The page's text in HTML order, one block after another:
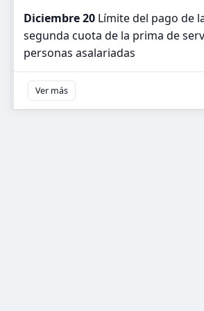
Diciembre 20 Límite del pago de
segunda cuota de la prima de
personas asalariadas
Ver más